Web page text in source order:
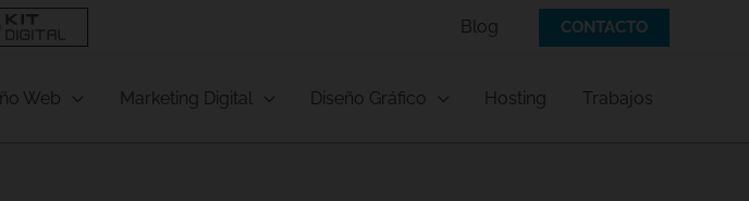
Blog CONTACTO
Web Marketing Digital Diseño Gráfico Hosting Trabajos